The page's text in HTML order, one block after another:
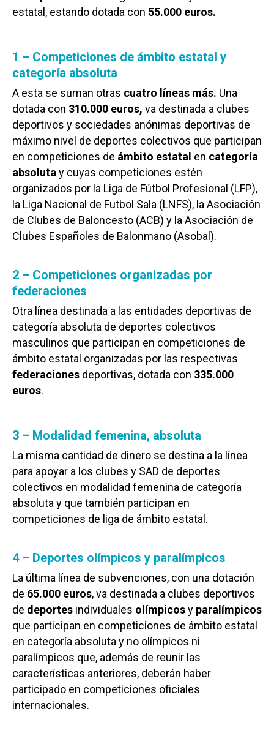
estatal, estando dotada con 55.000 euros.
1 – Competiciones de ámbito estatal y
categoría absoluta
A esta se suman otras cuatro líneas más. Una
dotada con 310.000 euros, va destinada a clubes
deportivos y sociedades anónimas deportivas de
máximo nivel de deportes colectivos que participan
en competiciones de ámbito estatal en categoría
absoluta y cuyas competiciones estén
organizados por la Liga de Fútbol Profesional (LFP),
la Liga Nacional de Futbol Sala (LNFS), la Asociación
de Clubes de Baloncesto (ACB) y la Asociación de
Clubes Españoles de Balonmano (Asobal).
2 – Competiciones organizadas por
federaciones
Otra línea destinada a las entidades deportivas de
categoría absoluta de deportes colectivos
masculinos que participan en competiciones de
ámbito estatal organizadas por las respectivas
federaciones deportivas, dotada con 335.000
euros.
3 – Modalidad femenina, absoluta
La misma cantidad de dinero se destina a la línea
para apoyar a los clubes y SAD de deportes
colectivos en modalidad femenina de categoría
absoluta y que también participan en
competiciones de liga de ámbito estatal.
4 – Deportes olímpicos y paralímpicos
La última línea de subvenciones, con una dotación
de 65.000 euros, va destinada a clubes deportivos
de deportes individuales olímpicosy paralímpicos
que participan en competiciones de ámbito estatal
en categoría absoluta y no olímpicos ni
paralímpicos que, además de reunir las
características anteriores, deberán haber
participado en competiciones oficiales
internacionales.